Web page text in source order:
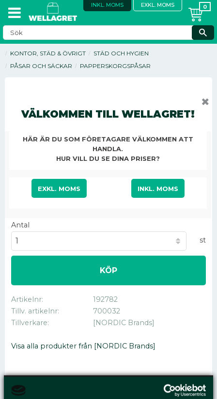
INKL. MOMS EXKL. MOMS
KONTOR, STÄD & ÖVRIGT
STÄD OCH HYGIEN
PÅSAR OCH SÄCKAR
PAPPERSKORGSPÅSAR
35,00
Antal
st
KÖP
Artikelnr
192782
Tillv. artikelnr
700032
Tillverkare
[NORDIC Brands]
Visa alla produkter från [NORDIC Brands]
VÄLKOMMEN TILL WELLAGRET!
HÄR ÄR DU SOM FÖRETAGARE VÄLKOMMEN ATT
HANDLA.
HUR VILL DU SE DINA PRISER?
EXKL. MOMS INKL. MOMS
✖